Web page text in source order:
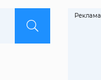
Реклама